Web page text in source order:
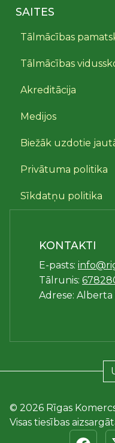
SAITES
Tālmācības
Tālmācības
Akreditācija
Medijos
Biežāk uzdotie
Privātuma politika
Sīkdatņu politika
KONTAKTI
E-pasts:
Tālrunis:
Adrese: Alberta
© 2026 Rīgas
Visas tiesības